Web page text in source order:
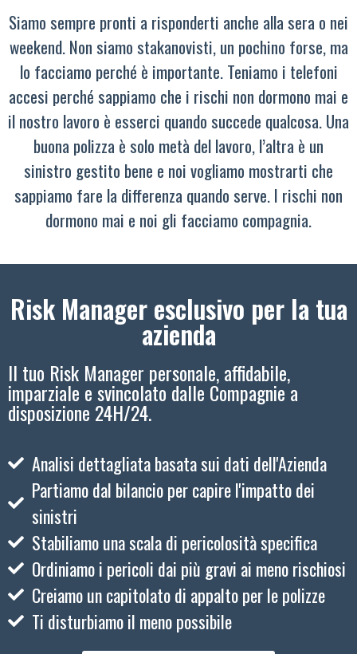
Siamo sempre pronti a risponderti anche alla sera o nei
weekend. Non siamo stakanovisti, un pochino forse, ma
lo facciamo perché è importante. Teniamo i telefoni
accesi perché sappiamo che i rischi non dormono mai e
il nostro lavoro è esserci quando succede qualcosa. Una
buona polizza è solo metà del lavoro, l’altra è un
sinistro gestito bene e noi vogliamo mostrarti che
sappiamo fare la differenza quando serve. I rischi non
dormono mai e noi gli facciamo compagnia.
Risk Manager esclusivo per la tua
azienda
Il tuo Risk Manager personale, affidabile,
imparziale e svincolato dalle Compagnie a
disposizione 24H/24.
Analisi dettagliata basata sui dati dell'Azienda
Partiamo dal bilancio per capire l'impatto dei
sinistri
Stabiliamo una scala di pericolosità specifica
Ordiniamo i pericoli dai più gravi ai meno rischiosi
Creiamo un capitolato di appalto per le polizze
Ti disturbiamo il meno possibile